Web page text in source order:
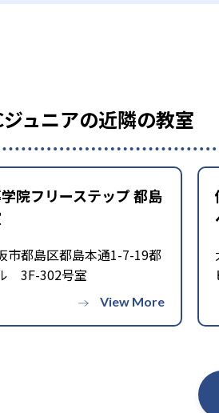
ジュニアの近隣の教室
院フリーステップ 都島
市都島区都島本通1-7-19都
3F-302号室